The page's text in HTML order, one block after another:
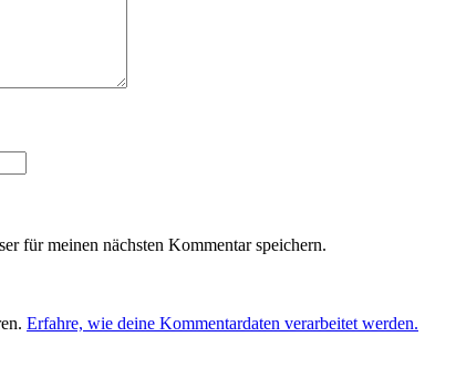
für meinen nächsten Kommentar speichern.
Erfahre, wie deine Kommentardaten verarbeitet werden.